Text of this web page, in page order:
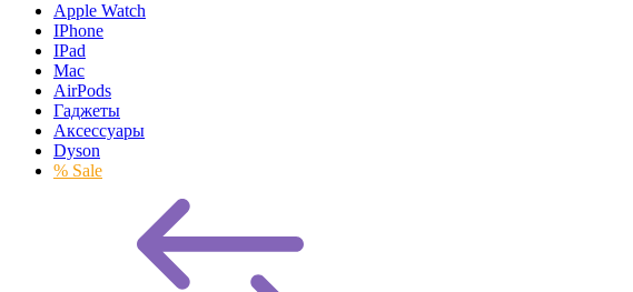
Apple Watch
IPhone
IPad
Mac
AirPods
Гаджеты
Аксессуары
Dyson
% Sale